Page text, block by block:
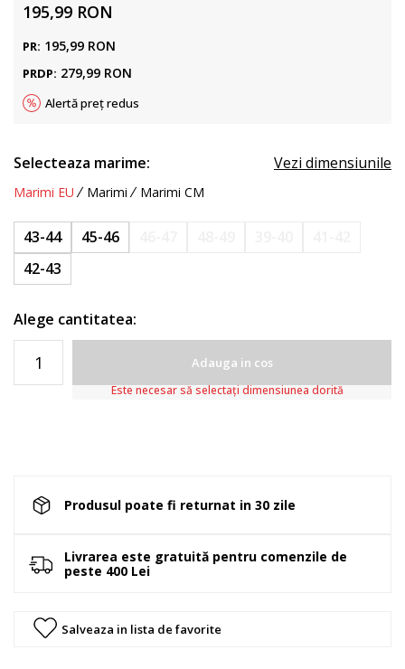
195,99 RON
PR: 195,99 RON
PRDP: 279,99 RON
Alertă preț redus
Selecteaza marime: Vezi dimensiunile
Marimi EU Marimi Marimi CM
43-44 45-46
42-43
Alege cantitatea:
Adauga in cos
Este necesar să selectați dimensiunea dorită
Produsul poate fi returnat in 30 zile
Livrarea este gratuită pentru comenzile de
peste 400 Lei
Salveaza in lista de favorite